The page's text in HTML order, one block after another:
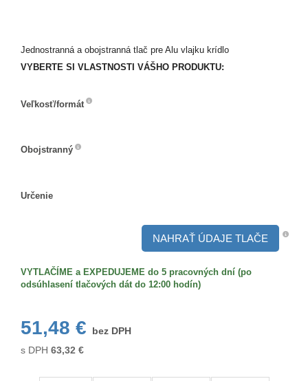
Jednostranná a obojstranná tlač pre Alu vlajku krídlo
VYBERTE SI VLASTNOSTI VÁŠHO PRODUKTU:
Veľkosť/formát
Obojstranný
Určenie
NAHRAŤ ÚDAJE TLAČE
VYTLAČÍME a EXPEDUJEME do 5 pracovných dní (po
odsúhlasení tlačových dát do 12:00 hodín)
51,48 €
bez DPH
s DPH 63,32 €